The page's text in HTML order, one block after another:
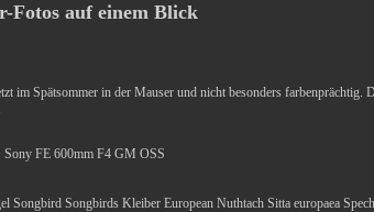
Fotos auf einem Blick
im Spätsommer in der Mauser und nicht besonders farbenprächtig.
Sony FE 600mm F4 GM OSS
Songbirds Kleiber European Nuthtach Sitta europaea